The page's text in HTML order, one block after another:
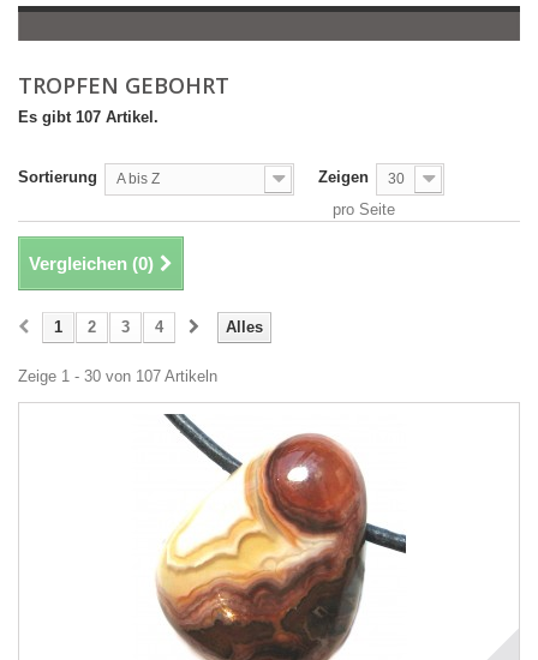
TROPFEN GEBOHRT
Es gibt 107 Artikel.
Sortierung A bis Z Zeigen 30
pro Seite
Vergleichen (0)
Alles
1 2 3 4
Zeige 1 - 30 von 107 Artikeln